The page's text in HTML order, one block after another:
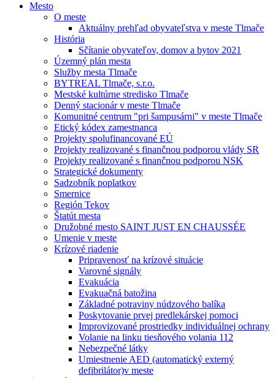
Mesto
O meste
Aktuálny prehľad obyvateľstva v meste Tlmače
História
Sčítanie obyvateľov, domov a bytov 2021
Územný plán mesta
Služby mesta Tlmače
BYTREAL Tlmače, s.r.o.
Mestské kultúrne stredisko Tlmače
Denný stacionár v meste Tlmače
Komunitné centrum "pri šampusárni" v meste Tlmače
Etický kódex zamestnanca
Projekty spolufinancované EÚ
Projekty realizované s finančnou podporou vlády SR
Projekty realizované s finančnou podporou NSK
Strategické dokumenty
Sadzobník poplatkov
Smernice
Región Tekov
Štatút mesta
Družobné mesto SAINT JUST EN CHAUSSÉE
Umenie v meste
Krízové riadenie
Pripravenosť na krízové situácie
Varovné signály
Evakuácia
Evakuačná batožina
Základné potraviny núdzového balíka
Poskytovanie prvej predlekárskej pomoci
Improvizované prostriedky individuálnej ochrany
Volanie na linku tiesňového volania 112
Nebezpečné látky
Umiestnenie AED (automatický externý
defibrilátor)v meste